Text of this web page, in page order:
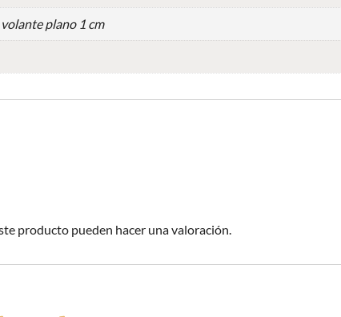
plano 1 cm
producto pueden hacer una valoración.